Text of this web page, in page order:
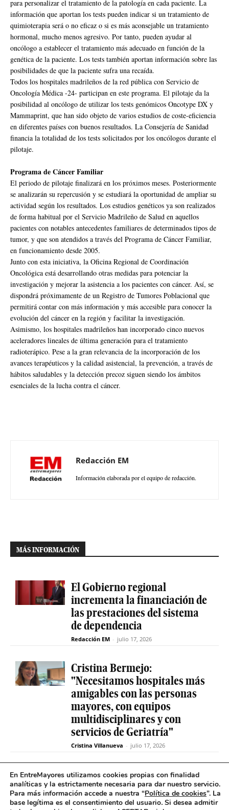
para personalizar el tratamiento de la patología en cada paciente. La
información que aportan los tests pueden indicar si un tratamiento de
quimioterapia será o no eficaz o si es más aconsejable un tratamiento
hormonal, mucho menos agresivo. Por tanto, pueden ayudar al
oncólogo a establecer el tratamiento más adecuado en función de la
genética de la paciente. Los tests también aportan información sobre las
posibilidades de que la paciente sufra una recaída.
Todos los hospitales madrileños de la red pública con Servicio de
Oncología Médica -24- participan en este programa. El pilotaje da la
posibilidad al oncólogo de utilizar los tests genómicos Oncotype DX y
Mammaprint, que han sido objeto de varios estudios de coste-eficiencia
en diferentes países con buenos resultados. La Consejería de Sanidad
financia la totalidad de los tests solicitados por los oncólogos durante el
pilotaje.
Programa de Cáncer Familiar
El periodo de pilotaje finalizará en los próximos meses. Posteriormente
se analizarán su repercusión y se estudiará la oportunidad de ampliar su
actividad según los resultados. Los estudios genéticos ya son realizados
de forma habitual por el Servicio Madrileño de Salud en aquellos
pacientes con notables antecedentes familiares de determinados tipos de
tumor, y que son atendidos a través del Programa de Cáncer Familiar,
en funcionamiento desde 2005.
Junto con esta iniciativa, la Oficina Regional de Coordinación
Oncológica está desarrollando otras medidas para potenciar la
investigación y mejorar la asistencia a los pacientes con cáncer. Así, se
dispondrá próximamente de un Registro de Tumores Poblacional que
permitirá contar con más información y más accesible para conocer la
evolución del cáncer en la región y facilitar la investigación.
Asimismo, los hospitales madrileños han incorporado cinco nuevos
aceleradores lineales de última generación para el tratamiento
radioterápico. Pese a la gran relevancia de la incorporación de los
avances terapéuticos y la calidad asistencial, la prevención, a través de
hábitos saludables y la detección precoz siguen siendo los ámbitos
esenciales de la lucha contra el cáncer.
Redacción EM
Información elaborada por el equipo de redacción.
MÁS INFORMACIÓN
El Gobierno regional
incrementa la financiación de
las prestaciones del sistema
de dependencia
Redacción EM - julio 17, 2026
Cristina Bermejo:
"Necesitamos hospitales más
amigables con las personas
mayores, con equipos
multidisciplinares y con
servicios de Geriatría"
Cristina Villanueva - julio 17, 2026
Convive abre el plazo de
inscripción para estudiantes
y celebra 30 años uniendo a
En EntreMayores utilizamos cookies propias con finalidad
analíticas y la estrictamente necesaria para dar nuestro servicio.
Para más información accede a nuestra “Política de cookies”. La
base legítima es el consentimiento del usuario. Si desea admitir